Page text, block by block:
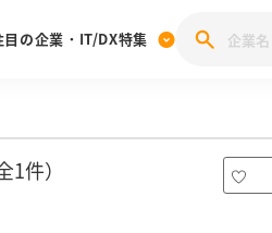
] 本選考体験記投稿キャンペーン
のDX企業就職ブランド調査
目の企業・IT/DX特集
件）